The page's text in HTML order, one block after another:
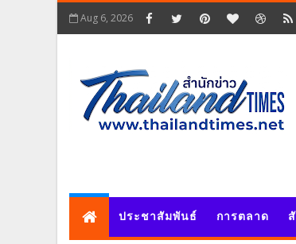
Aug 6, 2026
ประชาสัมพันธ์ การตลาด